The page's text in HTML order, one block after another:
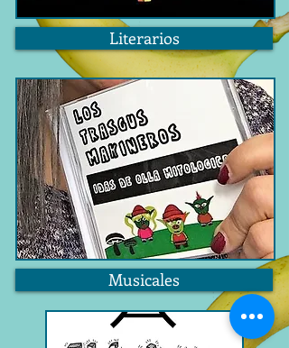
Literarios
Musicales